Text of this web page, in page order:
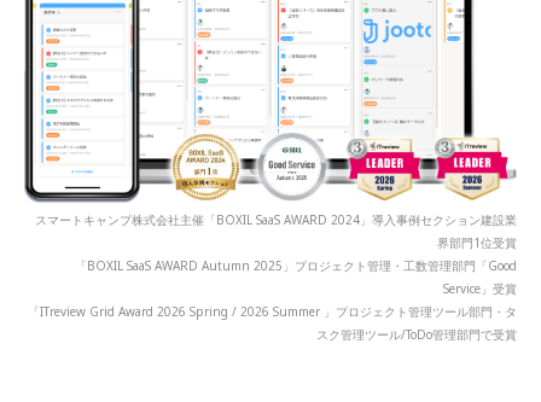
スマートキャンプ株式会社主催「BOXIL SaaS AWARD 2024」導入事例セクション建設業
界部門1位受賞
「BOXIL SaaS AWARD Autumn 2025」プロジェクト管理・工数管理部門「Good
Service」受賞
「ITreview Grid Award 2026 Spring / 2026 Summer 」プロジェクト管理ツール部門・タ
スク管理ツール/ToDo管理部門で受賞